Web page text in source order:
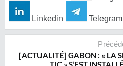
Linkedin Telegram
[ACTUALITÉ] GABON : « LA